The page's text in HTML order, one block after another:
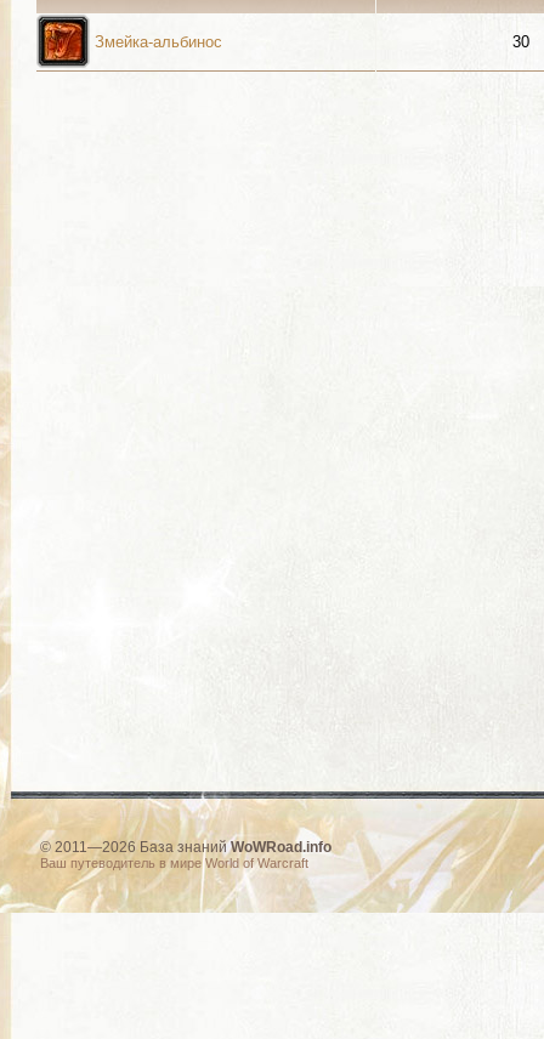
Змейка-альбинос 30
© 2011—2026 База знанийWoWRoad.info
Ваш путеводитель в мире World of Warcraft